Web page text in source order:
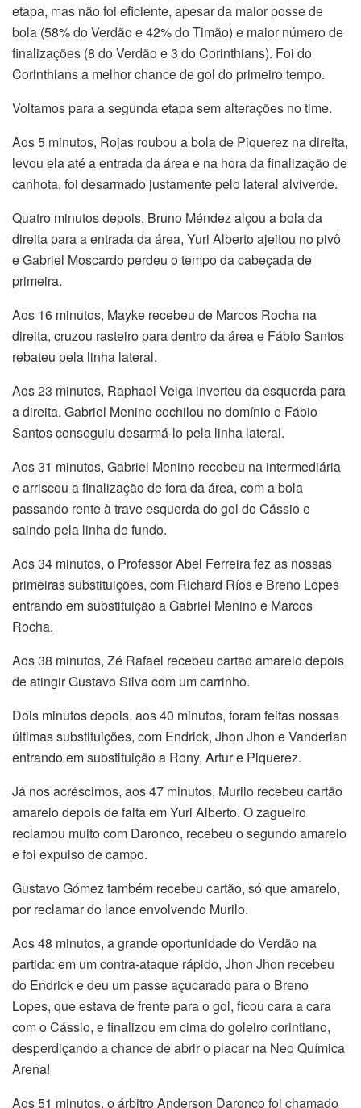
etapa, mas não foi eficiente, apesar da maior posse de
bola (58% do Verdão e 42% do Timão) e maior número de
finalizações (8 do Verdão e 3 do Corinthians). Foi do
Corinthians a melhor chance de gol do primeiro tempo.
Voltamos para a segunda etapa sem alterações no time.
Aos 5 minutos, Rojas roubou a bola de Piquerez na direita,
levou ela até a entrada da área e na hora da finalização de
canhota, foi desarmado justamente pelo lateral alviverde.
Quatro minutos depois, Bruno Méndez alçou a bola da
direita para a entrada da área, Yuri Alberto ajeitou no pivô
e Gabriel Moscardo perdeu o tempo da cabeçada de
primeira.
Aos 16 minutos, Mayke recebeu de Marcos Rocha na
direita, cruzou rasteiro para dentro da área e Fábio Santos
rebateu pela linha lateral.
Aos 23 minutos, Raphael Veiga inverteu da esquerda para
a direita, Gabriel Menino cochilou no domínio e Fábio
Santos conseguiu desarmá-lo pela linha lateral.
Aos 31 minutos, Gabriel Menino recebeu na intermediária
e arriscou a finalização de fora da área, com a bola
passando rente à trave esquerda do gol do Cássio e
saindo pela linha de fundo.
Aos 34 minutos, o Professor Abel Ferreira fez as nossas
primeiras substituições, com Richard Ríos e Breno Lopes
entrando em substituição a Gabriel Menino e Marcos
Rocha.
Aos 38 minutos, Zé Rafael recebeu cartão amarelo depois
de atingir Gustavo Silva com um carrinho.
Dois minutos depois, aos 40 minutos, foram feitas nossas
últimas substituições, com Endrick, Jhon Jhon e Vanderlan
entrando em substituição a Rony, Artur e Piquerez.
Já nos acréscimos, aos 47 minutos, Murilo recebeu cartão
amarelo depois de falta em Yuri Alberto. O zagueiro
reclamou muito com Daronco, recebeu o segundo amarelo
e foi expulso de campo.
Gustavo Gómez também recebeu cartão, só que amarelo,
por reclamar do lance envolvendo Murilo.
Aos 48 minutos, a grande oportunidade do Verdão na
partida: em um contra-ataque rápido, Jhon Jhon recebeu
do Endrick e deu um passe açucarado para o Breno
Lopes, que estava de frente para o gol, ficou cara a cara
com o Cássio, e finalizou em cima do goleiro corintiano,
desperdiçando a chance de abrir o placar na Neo Química
Arena!
Aos 51 minutos, o árbitro Anderson Daronco foi chamado